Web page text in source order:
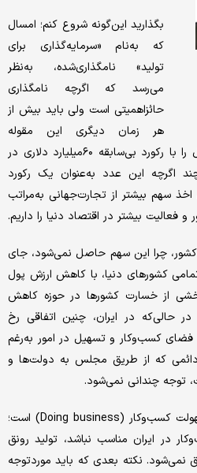
بگذارید این‌گونه شروع کنم؛ امسال
که به‌نام «سرمایه‌گذاری برای
تولید» نامگذاری‌شده، به‌نظر
می‌رسد که اگرچه نامگذاری
حائزاهمیتی است ولی باید بیش از
هر زمان دیگری این مقوله
مورد‌توجه قرار گیرد؛ چراکه امسال را با رکورد بی‌سابقه ۶۰‌میلیارد دلاری در
اگرچه این عدد به‌عنوان یک رکورد
اخذ سهم بیشتر از تجارت‌جهانی به‌مراتب
فعالیت بیشتر در اقتصاد دنیا را داریم.
کشور، چرا این سهم حاصل نمی‌شود، جای
کشورهای دنیا، با کاهش ارزش پول
از خسارت کشورها در حوزه کاهش
حالی‌که در ایران، چنین اتفاقی رخ
کسب‌وکار و تسهیل در امور به‌رغم
دائمی که از طریق مجلس به دولت‌ها و
توجه چندانی نمی‌شود.
گواه این موضوع هم شاخص سهولت کسب‌وکار (Doing business) است؛
در ایران مناسب نباشد، تولید رونق
نمی‌شود. نکته بعدی که باید مورد‌توجه